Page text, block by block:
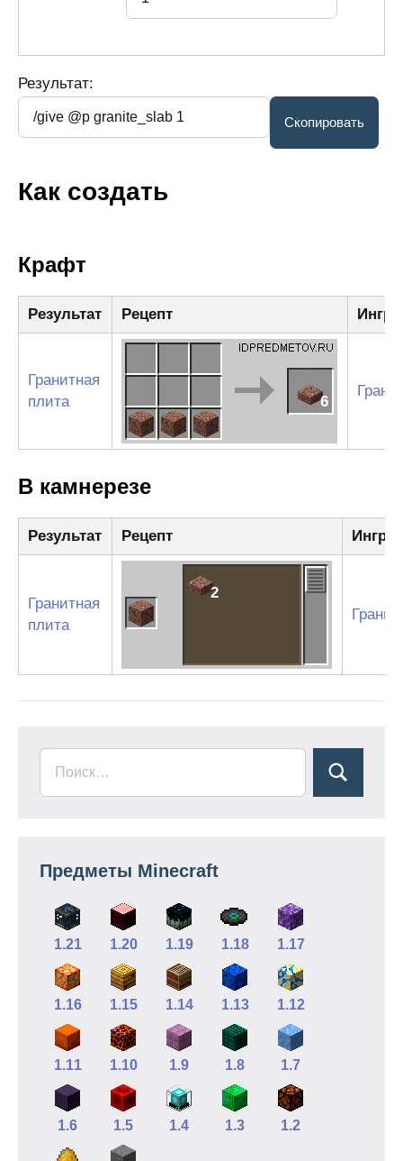
Результат:
Как создать
Крафт
Результат Рецепт
Гранитная
плита
6
В камнерезе
Результат Рецепт
Гранитная
плита
2
Гранит
Предметы Minecraft
1.21 1.20 1.19 1.18 1.17
1.16 1.15 1.14 1.13 1.12
1.11 1.10 1.9 1.8 1.7
1.6 1.5 1.4 1.3 1.2